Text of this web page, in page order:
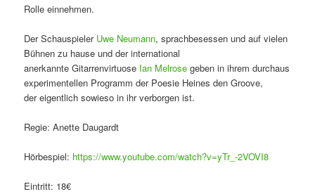
Rolle einnehmen.
Der Schauspieler Uwe Neumann, sprachbesessen und auf vielen
Bühnen zu hause und der international
anerkannte Gitarrenvirtuose Ian Melrose geben in ihrem durchaus
experimentellen Programm der Poesie Heines den Groove,
der eigentlich sowieso in ihr verborgen ist.
Regie: Anette Daugardt
Hörbespiel: https://www.youtube.com/watch?v=yTr_-2VOVI8
Eintritt: 18€